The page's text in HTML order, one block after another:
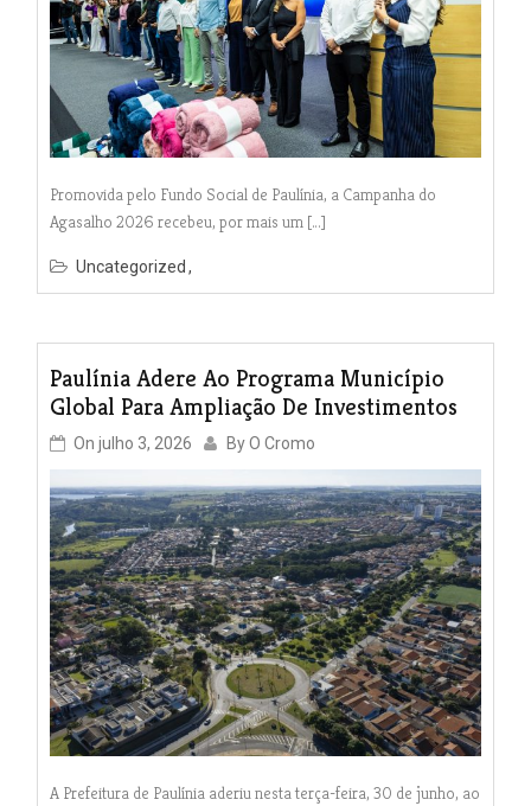
Promovida pelo Fundo Social de Paulínia, a Campanha do
Agasalho 2026 recebeu, por mais um […]
Uncategorized
Paulínia Adere Ao Programa Município
Global Para Ampliação De Investimentos
On julho 3, 2026 ByO Cromo
A Prefeitura de Paulínia aderiu nesta terça-feira, 30 de junho, ao